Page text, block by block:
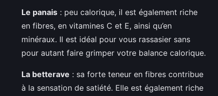
Le panais : peu calorique, il est également riche
en fibres, en vitamines C et E, ainsi qu’en
minéraux. Il est idéal pour vous rassasier sans
pour autant faire grimper votre balance calorique.
La betterave : sa forte teneur en fibres contribue
à la sensation de satiété. Elle est également riche